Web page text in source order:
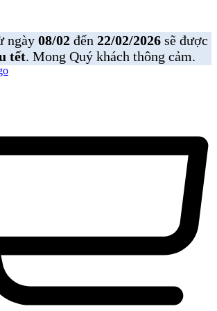
ngày 08/02đến 22/02/2026sẽ được
tết. Mong Quý khách thông cảm.